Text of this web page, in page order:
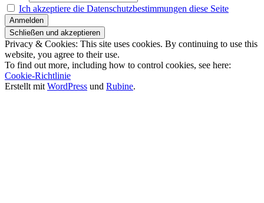
Ich akzeptiere die Datenschutzbestimmungen diese Seite
Privacy & Cookies: This site uses cookies. By continuing to use this
website, you agree to their use.
To find out more, including how to control cookies, see here:
Cookie-Richtlinie
Erstellt mit WordPress und Rubine.